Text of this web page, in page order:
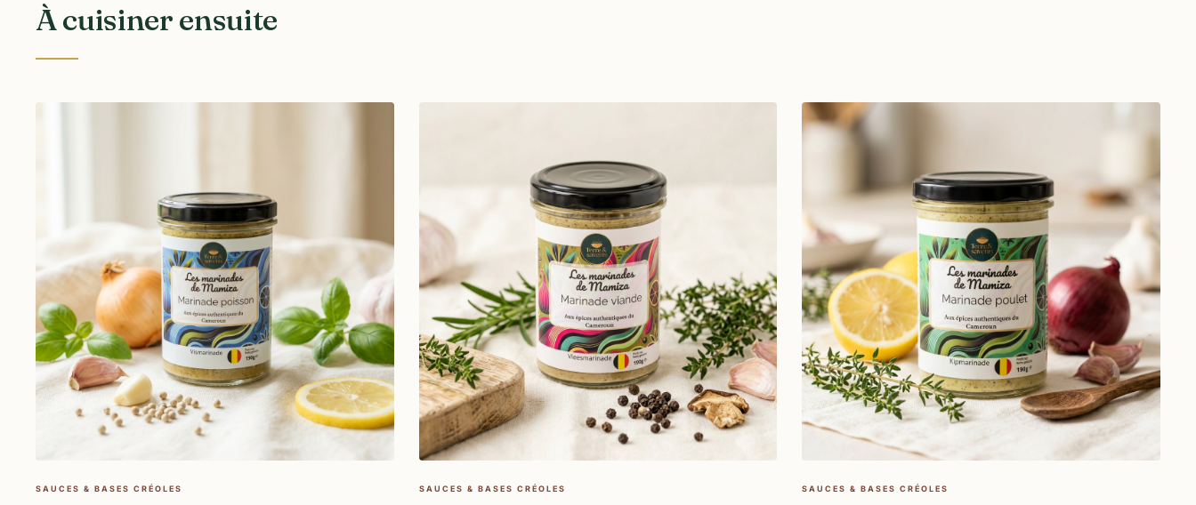
À cuisiner ensuite
SAUCES & BASES CRÉOLES SAUCES & BASES CRÉOLES SAUCES & BASES CRÉOLES